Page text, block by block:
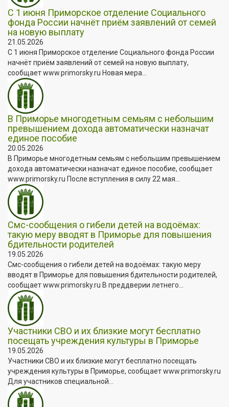
С 1 июня Приморское отделение Социального
фонда России начнёт приём заявлений от семей
на новую выплату
21.05.2026
С 1 июня Приморское отделение Социального фонда России
начнёт приём заявлений от семей на новую выплату,
сообщает www.primorsky.ru Новая мера...
В Приморье многодетным семьям с небольшим
превышением дохода автоматически назначат
единое пособие
20.05.2026
В Приморье многодетным семьям с небольшим превышением
дохода автоматически назначат единое пособие, сообщает
www.primorsky.ru После вступления в силу 22 мая...
Смс-сообщения о гибели детей на водоёмах:
такую меру вводят в Приморье для повышения
бдительности родителей
19.05.2026
Смс-сообщения о гибели детей на водоёмах: такую меру
вводят в Приморье для повышения бдительности родителей,
сообщает www.primorsky.ru В преддверии летнего...
Участники СВО и их близкие могут бесплатно
посещать учреждения культуры в Приморье
19.05.2026
Участники СВО и их близкие могут бесплатно посещать
учреждения культуры в Приморье, сообщает www.primorsky.ru
Для участников специальной...